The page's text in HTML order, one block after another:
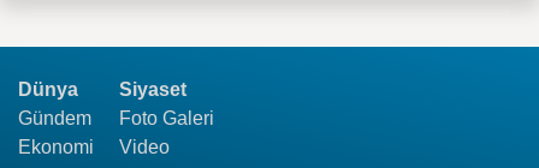
Dünya
Gündem
Ekonomi
Siyaset
Foto Galeri
Video